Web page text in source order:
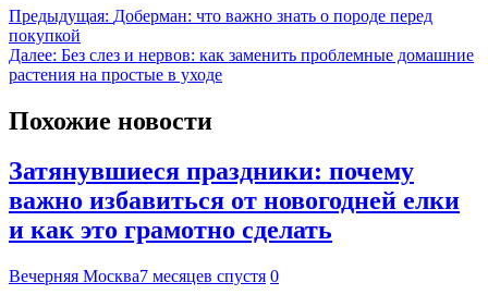
Предыдущая: Доберман: что важно знать о породе перед
покупкой
Далее: Без слез и нервов: как заменить проблемные домашние
растения на простые в уходе
Похожие новости
Затянувшиеся праздники: почему
важно избавиться от новогодней елки
и как это грамотно сделать
Вечерняя Москва7 месяцев спустя 0